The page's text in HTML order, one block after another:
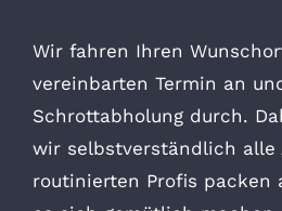
Wir fahren Ihren
vereinbarten Termin an
Schrottabholung durch.
wir selbstverständlich alle
routinierten Profis packen